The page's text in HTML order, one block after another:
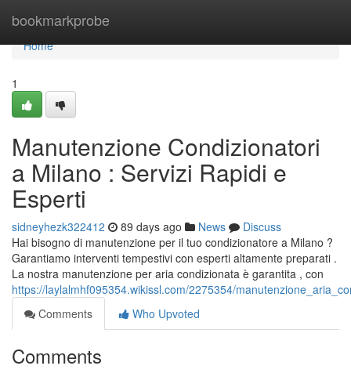
bookmarkprobe
Home
Home
1
Manutenzione Condizionatori
a Milano : Servizi Rapidi e
Esperti
sidneyhezk322412 89 days ago News
Discuss
Hai bisogno di manutenzione per il tuo condizionatore a Milano ?
Garantiamo interventi tempestivi con esperti altamente preparati .
La nostra manutenzione per aria condizionata è garantita , con
https://laylalmhf095354.wikissl.com/2275354/
Comments
Who Upvoted
Comments